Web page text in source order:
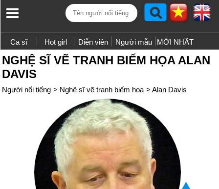
Ca sĩ Hot girl Diễn viên Người mẫu MỚI NHẤT
NGHỆ SĨ VẼ TRANH BIẾM HỌA ALAN
DAVIS
Người nổi tiếng > Nghệ sĩ vẽ tranh biếm họa > Alan Davis